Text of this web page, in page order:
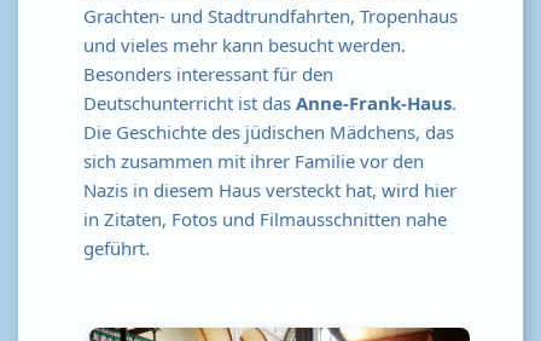
Grachten- und Stadtrundfahrten, Tropenhaus
und vieles mehr kann besucht werden.
Besonders interessant für den
Deutschunterricht ist dasAnne-Frank-Haus.
Die Geschichte des jüdischen Mädchens, das
sich zusammen mit ihrer Familie vor den
Nazis in diesem Haus versteckt hat, wird hier
in Zitaten, Fotos und Filmausschnitten nahe
geführt.